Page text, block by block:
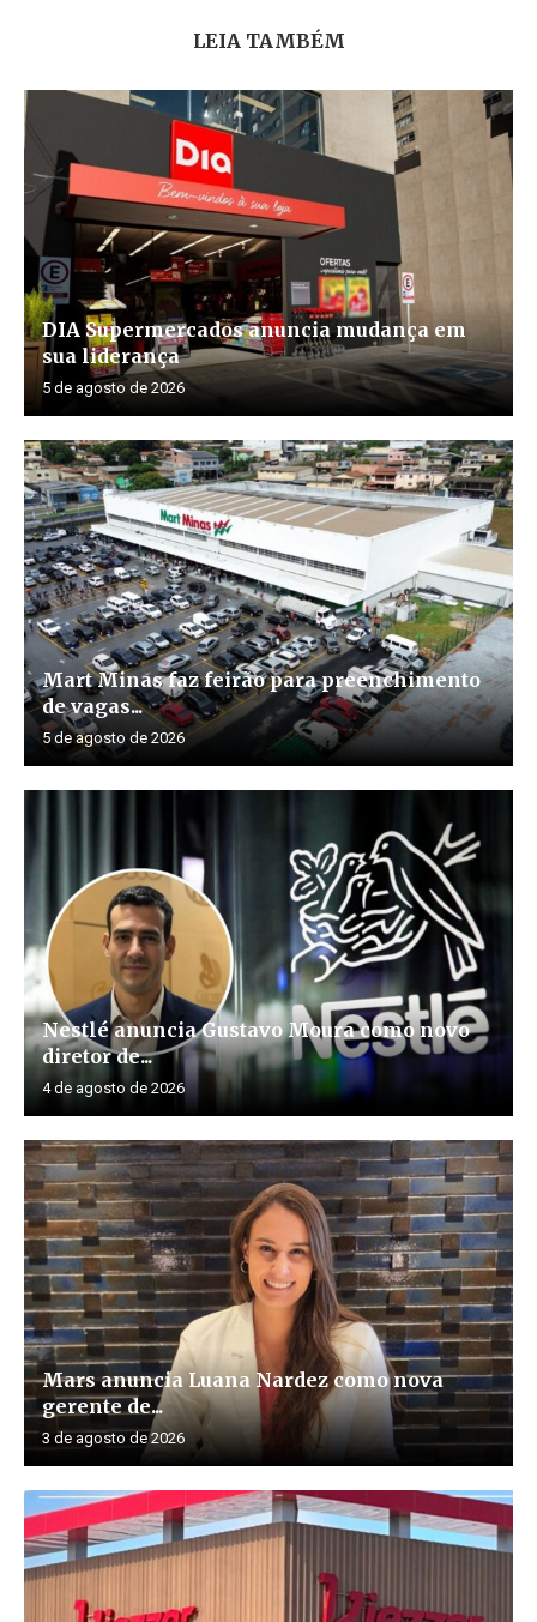
LEIA TAMBÉM
DIA Supermercados anuncia mudança em
sua liderança
5 de agosto de 2026
Mart Minas faz feirão para preenchimento
de vagas...
5 de agosto de 2026
Nestlé anuncia Gustavo Moura como novo
diretor de...
4 de agosto de 2026
Mars anuncia Luana Nardez como nova
gerente de...
3 de agosto de 2026